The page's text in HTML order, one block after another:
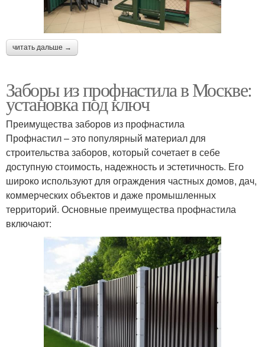
читать дальше →
Заборы из профнастила в Москве:
установка под ключ
Преимущества заборов из профнастила
Профнастил – это популярный материал для
строительства заборов, который сочетает в себе
доступную стоимость, надежность и эстетичность. Его
широко используют для ограждения частных домов, дач,
коммерческих объектов и даже промышленных
территорий. Основные преимущества профнастила
включают: